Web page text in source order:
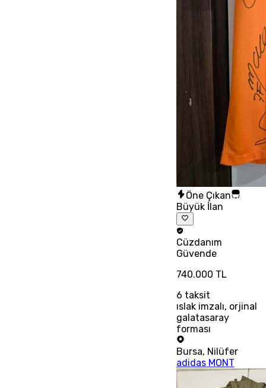
Öne Çıkan
Büyük İlan
Cüzdanım
Güvende
740.000 TL
6 taksit
ıslak imzalı, orjinal
galatasaray
forması
Bursa, Nilüfer
adidas MONT